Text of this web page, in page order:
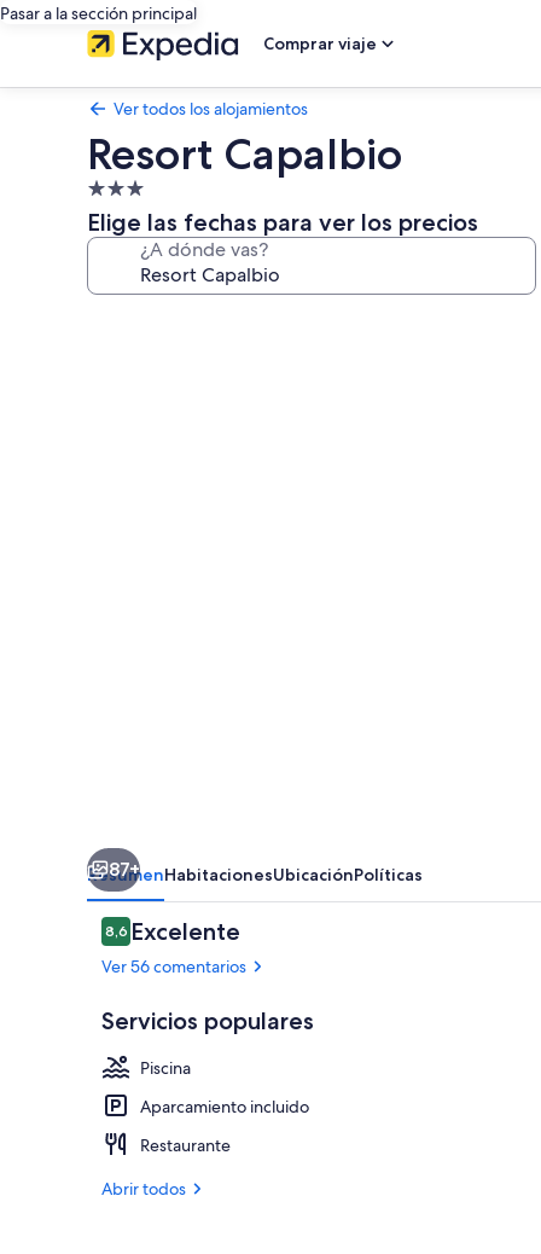
Pasar a la sección principal
Comprar viaje
Ver todos los alojamientos
Resort Capalbio
Alojamiento
de
3.0 estrellas
Elige las fechas para ver los precios
¿A dónde vas?
87+
ResumenHabitacionesUbicaciónPolíticas
Comentarios
8,68,6 de 10
Excelente
Ver 56 comentarios
Servicios populares
Piscina
Aparcamiento incluido
Restaurante
Abrir todos